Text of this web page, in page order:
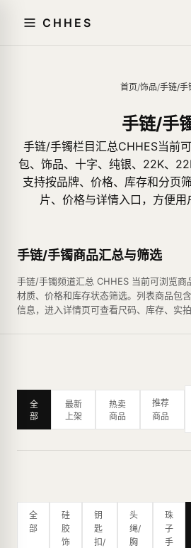
CHHES
首页/饰品/手链/手
手链/手
手链/手镯栏目汇总CHHES当前
包、饰品、十字、纯银、22K、
支持按品牌、价格、库存和分页
片、价格与详情入口，方便用
手链/手镯商品汇总与筛选
手链/手镯频道汇总 CHHES 当前可浏览商
材质、价格和库存状态筛选。列表商品包
信息，进入详情页可查看尺码、库存、实拍
全
部
最新
上架
热卖
商品
推荐
商品
全
部
硅
胶
饰
钥
匙
扣/
头
绳/
胸
珠
子
手